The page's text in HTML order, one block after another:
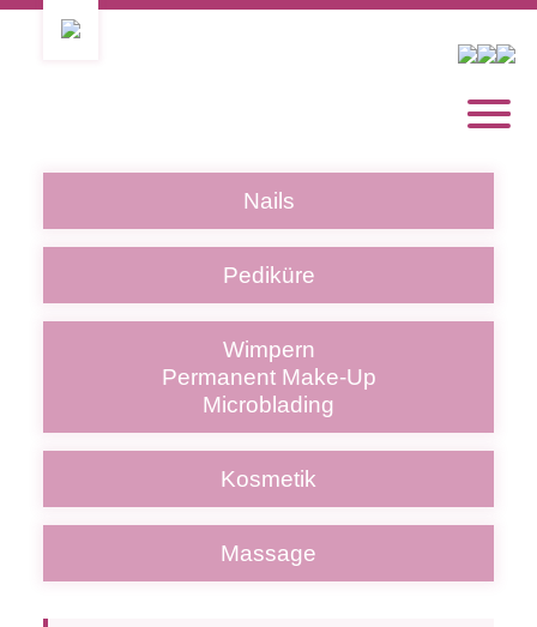
Nails
Pediküre
Wimpern
Permanent Make-Up
Microblading
Kosmetik
Massage